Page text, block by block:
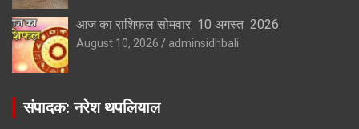
आज का राशिफल सोमवार 10 अगस्त 2026
August 10, 2026 adminsidhbali
संपादक: नरेश थपलियाल